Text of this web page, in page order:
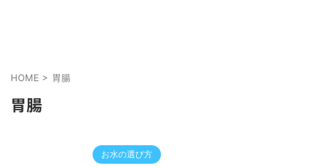
HOME > 胃腸
胃腸
お水の選び方